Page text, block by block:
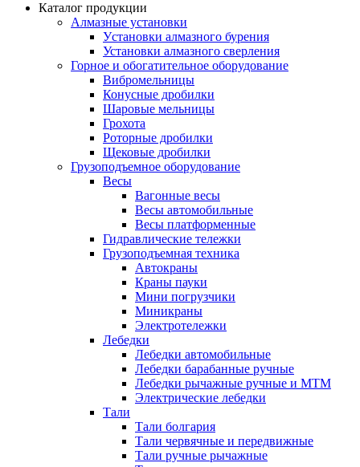
Каталог продукции
Алмазные установки
Уcтановки алмазного бурения
Установки алмазного сверления
Горное и обогатительное оборудование
Вибромельницы
Конусные дробилки
Шаровые мельницы
Грохота
Роторные дробилки
Щековые дробилки
Грузоподъемное оборудование
Весы
Вагонные весы
Весы автомобильные
Весы платформенные
Гидравлические тележки
Грузоподъемная техника
Автокраны
Краны пауки
Мини погрузчики
Миникраны
Электротележки
Лебедки
Лебедки автомобильные
Лебедки барабанные ручные
Лебедки рычажные ручные и МТМ
Электрические лебедки
Тали
Тали болгария
Тали червячные и передвижные
Тали ручные рычажные